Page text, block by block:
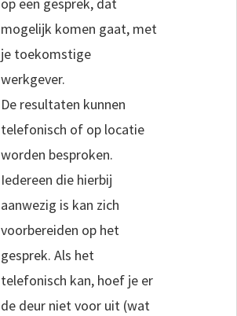
op een gesprek, dat
mogelijk komen gaat, met
je toekomstige
werkgever.
De resultaten kunnen
telefonisch of op locatie
worden besproken.
Iedereen die hierbij
aanwezig is kan zich
voorbereiden op het
gesprek. Als het
telefonisch kan, hoef je er
de deur niet voor uit (wat